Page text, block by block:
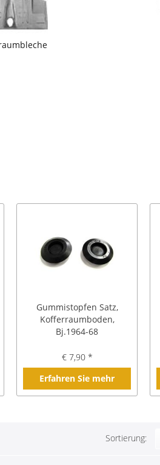
Gummistopfen Satz,
Kofferraumboden,
Bj.1964-68
€ 7,90 *
Erfahren Sie mehr
Sortierung: